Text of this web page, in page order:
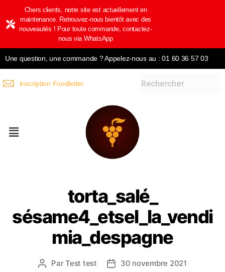
Chers clients, notre site est actuellement en
maintenance. Retrouvez-nous bientôt avec des
nouveautés ! Pour toute commande, contactez-
nous via WhatsApp
Une question, une commande ? Appelez-nous au : 01 60 36 57 03
Inscription Foodletter
torta_salé_
sésame4_etsel_la_vendi
mia_despagne
ParTest test 30 novembre 2021